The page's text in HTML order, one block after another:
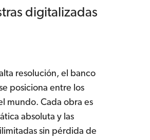
digitalizadas
resolución, el banco
posiciona entre los
mundo. Cada obra es
absoluta y las
sin pérdida de